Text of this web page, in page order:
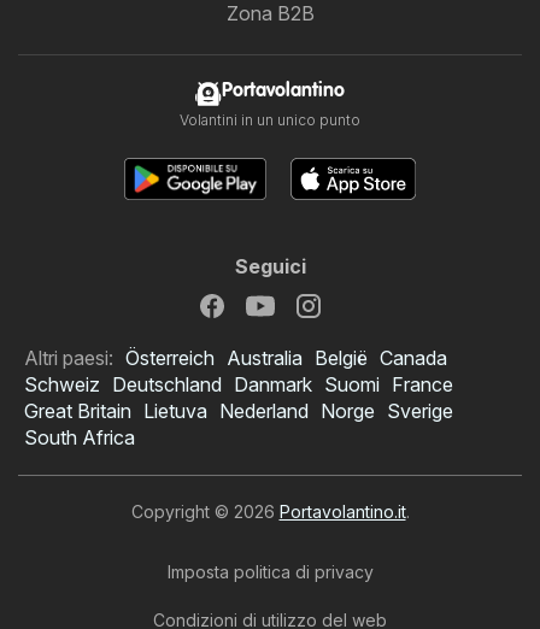
Zona B2B
Portavolantino
Volantini in un unico punto
Seguici
Altri paesi: Österreich Australia België Canada
Schweiz Deutschland Danmark Suomi France
Great Britain Lietuva Nederland Norge Sverige
South Africa
Copyright © 2026 Portavolantino.it.
Imposta politica di privacy
Condizioni di utilizzo del web